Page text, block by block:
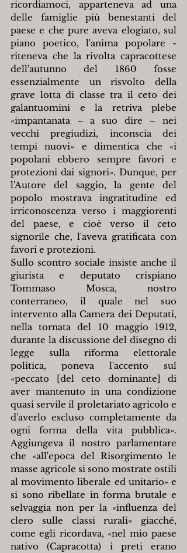
ricordiamoci, apparteneva ad una
delle famiglie più benestanti del
paese e che pure aveva elogiato, sul
piano poetico, l'anima popolare -
riteneva che la rivolta capracottese
dell'autunno del 1860 fosse
essenzialmente un risvolto della
grave lotta di classe tra il ceto dei
galantuomini e la retriva plebe
«impantanata – a suo dire – nei
vecchi pregiudizi, inconscia dei
tempi nuovi» e dimentica che «i
popolani ebbero sempre favori e
protezioni dai signori». Dunque, per
l'Autore del saggio, la gente del
popolo mostrava ingratitudine ed
irriconoscenza verso i maggiorenti
del paese, e cioè verso il ceto
signorile che, l'aveva gratificata con
favori e protezioni.
Sullo scontro sociale insiste anche il
giurista e deputato crispiano
Tommaso Mosca, nostro
conterraneo, il quale nel suo
intervento alla Camera dei Deputati,
nella tornata del 10 maggio 1912,
durante la discussione del disegno di
legge sulla riforma elettorale
politica, poneva l'accento sul
«peccato [del ceto dominante] di
aver mantenuto in una condizione
quasi servile il proletariato agricolo e
d'averlo escluso completamente da
ogni forma della vita pubblica».
Aggiungeva il nostro parlamentare
che «all'epoca del Risorgimento le
masse agricole si sono mostrate ostili
al movimento liberale ed unitario» e
si sono ribellate in forma brutale e
selvaggia non per la «influenza del
clero sulle classi rurali» giacché,
come egli ricordava, «nel mio paese
nativo (Capracotta) i preti erano